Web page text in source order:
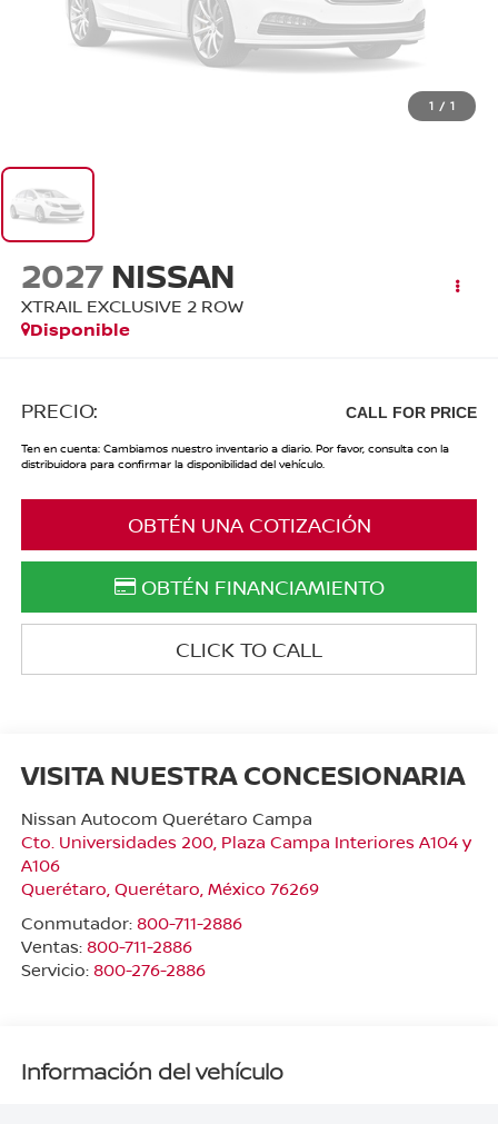
1 / 1
2027 NISSAN
XTRAIL EXCLUSIVE 2 ROW
Disponible
PRECIO: CALL FOR PRICE
Ten en cuenta: Cambiamos nuestro inventario a diario. Por favor, consulta con la
distribuidora para confirmar la disponibilidad del vehículo.
OBTÉN UNA COTIZACIÓN
OBTÉN FINANCIAMIENTO
CLICK TO CALL
VISITA NUESTRA CONCESIONARIA
Nissan Autocom Querétaro Campa
Cto. Universidades 200, Plaza Campa Interiores A104 y
A106
Querétaro, Querétaro, México 76269
Conmutador: 800-711-2886
Ventas: 800-711-2886
Servicio: 800-276-2886
Información del vehículo